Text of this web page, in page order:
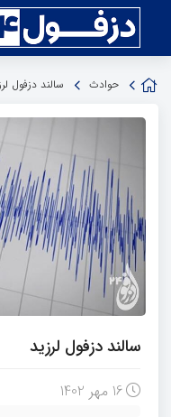
حوادث سالند دزفول
سالند دزفول لرزید
16 مهر 1402